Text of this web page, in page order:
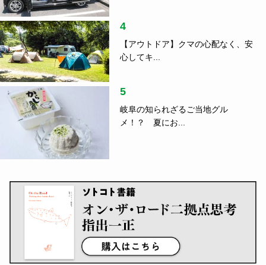
4
【アウトドア】クマの心配なく、安
心してキ...
5
岐阜の知られざるご当地グル
メ！？ 夏にお...